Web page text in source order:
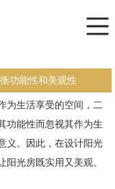
功能性和美观性
为生活享受的空间，二
功能性而忽视其作为生
义。因此，在设计阳光
阳光房既实用又美观。